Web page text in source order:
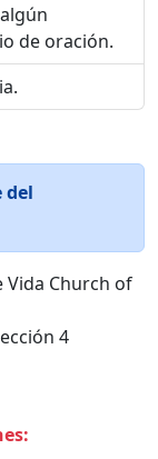
de oración.
del
Vida Church of
4